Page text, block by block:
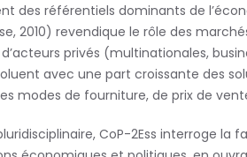
des référentiels dominants de l
2010) revendique le rôle des
’acteurs privés (multinationales,
avec une part croissante des
modes de fourniture, de prix de
CoP-2Ess interroge la